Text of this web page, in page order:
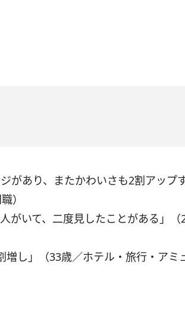
があり、またかわいさも2割アップ
）
がいて、二度見したことがある」（
増し」（33歳／ホテル・旅行・アミ